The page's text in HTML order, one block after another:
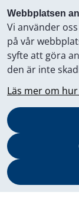
Webbplatsen
Vi använder
på vår
syfte att göra
den är inte
Läs mer om